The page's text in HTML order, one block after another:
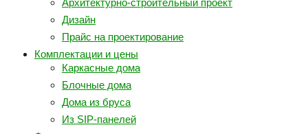
Архитектурно-строительный проект
Дизайн
Прайс на проектирование
Комплектации и цены
Каркасные дома
Блочные дома
Дома из бруса
Из SIP-панелей